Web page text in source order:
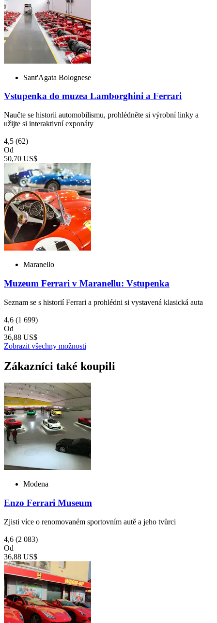
Sant'Agata Bolognese
Vstupenka do muzea Lamborghini a Ferrari
Naučte se historii automobilismu, prohlédněte si výrobní linky a
užijte si interaktivní exponáty
4,5 (62)
Od
50,70 US$
Maranello
Muzeum Ferrari v Maranellu: Vstupenka
Seznam se s historií Ferrari a prohlédni si vystavená klasická auta
4,6 (1 699)
Od
36,88 US$
Zobrazit všechny možnosti
Zákazníci také koupili
Modena
Enzo Ferrari Museum
Zjisti více o renomovaném sportovním autě a jeho tvůrci
4,6 (2 083)
Od
36,88 US$